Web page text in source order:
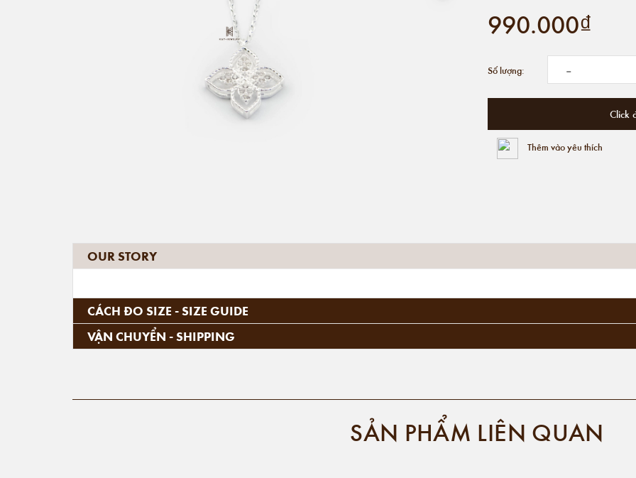
990.000₫
Số lượng: -
Click
Thêm vào yêu thích
OUR STORY
CÁCH ĐO SIZE - SIZE GUIDE
VẬN CHUYỂN - SHIPPING
SẢN PHẨM LIÊN QUAN